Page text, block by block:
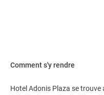
Comment s'y rendre
Hotel Adonis Plaza se trouve